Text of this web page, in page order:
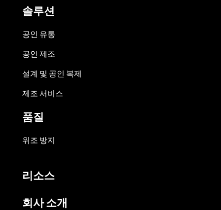
솔루션
공인 유통
공인 제조
설계 및 공인 복제
제조 서비스
품질
위조 방지
리소스
회사 소개